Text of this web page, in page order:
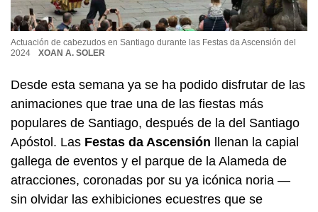
Actuación de cabezudos en Santiago durante las Festas da Ascensión del
2024
XOAN A. SOLER
Desde esta semana ya se ha podido disfrutar de las
animaciones que trae una de las fiestas más
populares de Santiago, después de la del Santiago
Apóstol. Las Festas da Ascensión llenan la capial
gallega de eventos y el parque de la Alameda de
atracciones, coronadas por su ya icónica noria —
sin olvidar las exhibiciones ecuestres que se